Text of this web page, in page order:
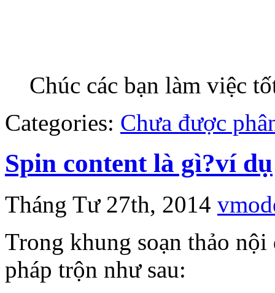
Chúc các bạn làm việc
Categories: Chưa được
Spin content là gì?ví dụ
Tháng Tư 27th, 2014
Trong khung soạn thảo nội
pháp trộn như sau: